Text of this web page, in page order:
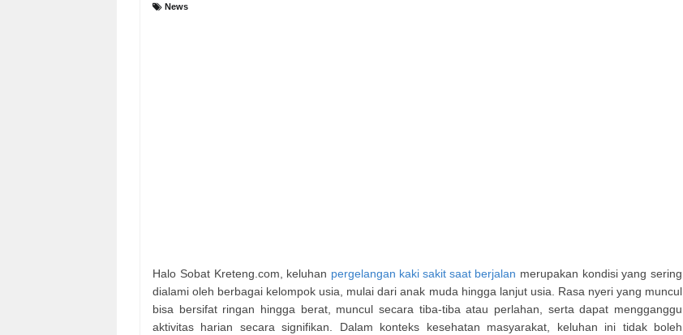
News
Halo Sobat Kreteng.com, keluhan pergelangan kaki sakit saat berjalan merupakan kondisi yang sering
dialami oleh berbagai kelompok usia, mulai dari anak muda hingga lanjut usia. Rasa nyeri yang muncul
bisa bersifat ringan hingga berat, muncul secara tiba-tiba atau perlahan, serta dapat mengganggu
aktivitas harian secara signifikan. Dalam konteks kesehatan masyarakat, keluhan ini tidak boleh